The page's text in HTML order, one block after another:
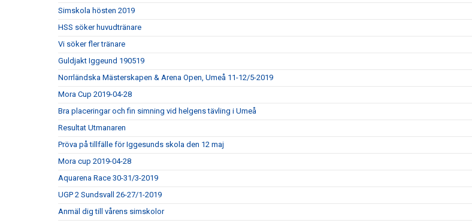
Simskola hösten 2019
HSS söker huvudtränare
Vi söker fler tränare
Guldjakt Iggeund 190519
Norrländska Mästerskapen & Arena Open, Umeå 11-12/5-2019
Mora Cup 2019-04-28
Bra placeringar och fin simning vid helgens tävling i Umeå
Resultat Utmanaren
Pröva på tillfälle för Iggesunds skola den 12 maj
Mora cup 2019-04-28
Aquarena Race 30-31/3-2019
UGP 2 Sundsvall 26-27/1-2019
Anmäl dig till vårens simskolor